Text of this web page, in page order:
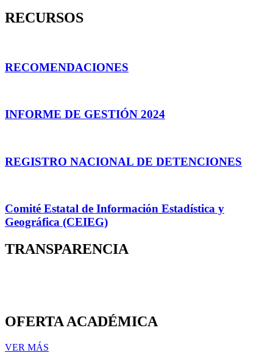
RECURSOS
RECOMENDACIONES
INFORME DE GESTIÓN 2024
REGISTRO NACIONAL DE DETENCIONES
Comité Estatal de Información Estadística y
Geográfica (CEIEG)
TRANSPARENCIA
OFERTA ACADÉMICA
VER MÁS